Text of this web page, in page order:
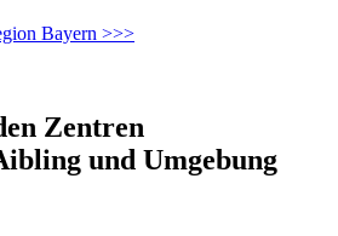
Bayern >>>
Zentren
und Umgebung